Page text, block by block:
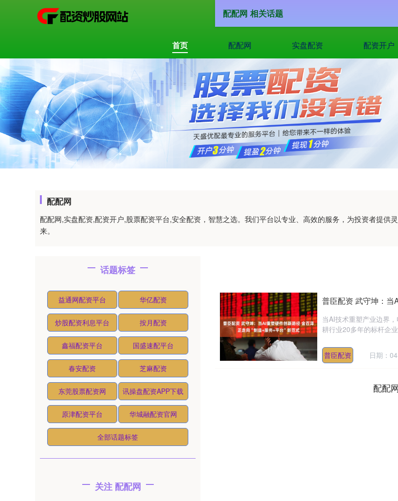
首页 配配网 实盘配资 配资开户
配配网
配配网,实盘配资,配资开户,股票配资平台,安全配资，智慧之选。我们平台以专业、高效的服务，为投资者提供
来。
配配网 相关话题
普臣配资 武守坤：当
当AI技术重塑产业边界
耕行业20多年的标杆企
普臣配资 日期：
配配
话题标签
益通网配资平台 华亿配资
炒股配资利息平台 按月配资
鑫福配资平台 国盛速配平台
春安配资 芝麻配资
东莞股票配资网 讯操盘配资APP下载
原津配资平台 华城融配资官网
全部话题标签
关注 配配网